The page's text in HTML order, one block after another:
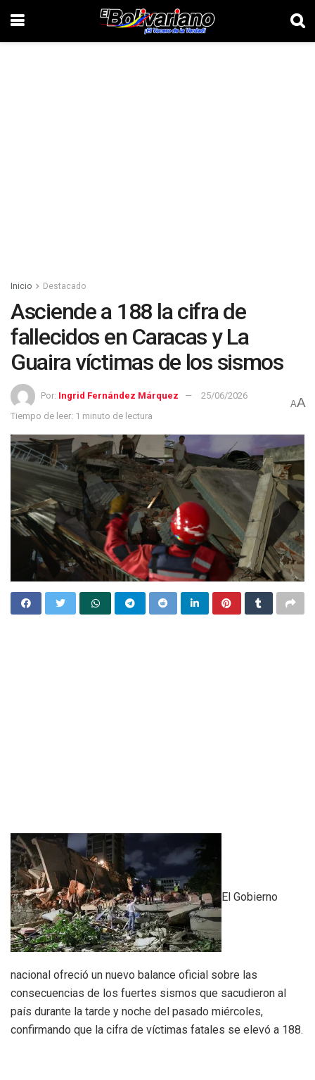
Inicio Destacado
Asciende a 188 la cifra de
fallecidos en Caracas y La
Guaira víctimas de los sismos
Por: Ingrid Fernández Márquez
25/06/2026
Tiempo de leer: 1 minuto de lectura
AA
El Gobierno
nacional ofreció un nuevo balance oficial sobre las
consecuencias de los fuertes sismos que sacudieron al
país durante la tarde y noche del pasado miércoles,
confirmando que la cifra de víctimas fatales se elevó a 188.